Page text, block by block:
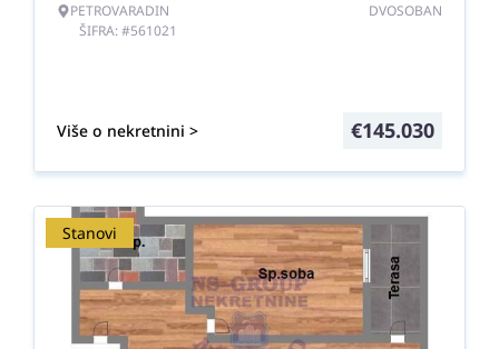
PETROVARADIN
ŠIFRA: #561021
DVOSOBAN
Više o nekretnini > €145.030
Stanovi